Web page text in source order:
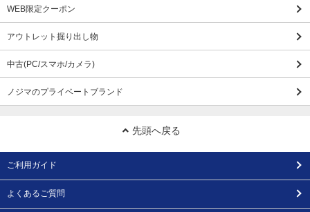
WEB限定クーポン
アウトレット掘り出し物
中古(PC/スマホ/カメラ)
ノジマのプライベートブランド
先頭へ戻る
ご利用ガイド
よくあるご質問